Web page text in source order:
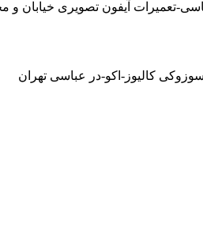
کالیوز-اکو-در عباسی تهران